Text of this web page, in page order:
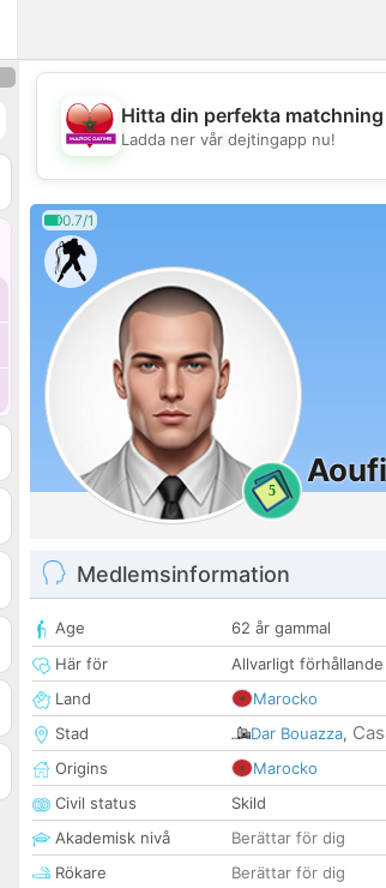
💖
Hitta din perfekta matchning
Ladda ner vår dejtingapp nu!
0.7/1
5
Aoufi
Medlemsinformation
Age
62 år gammal
Här för
Allvarligt förhållande
Land
Marocko
Stad
Dar Bouazza,
Origins
Marocko
Civil status
Skild
Akademisk nivå
Berättar för dig
Rökare
Berättar för dig